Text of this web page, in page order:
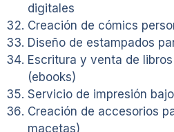
digitales
Creación de cómics
Diseño de estampados
Escritura y venta de
(ebooks)
Servicio de impresión
Creación de accesorios
macetas)